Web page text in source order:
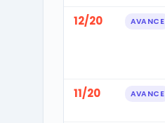
12/20 AVANCE
11/20 AVANCE